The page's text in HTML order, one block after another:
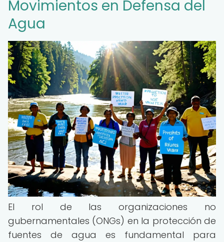
Movimientos en Defensa del
Agua
El rol de las organizaciones no
gubernamentales (ONGs) en la protección de
fuentes de agua es fundamental para